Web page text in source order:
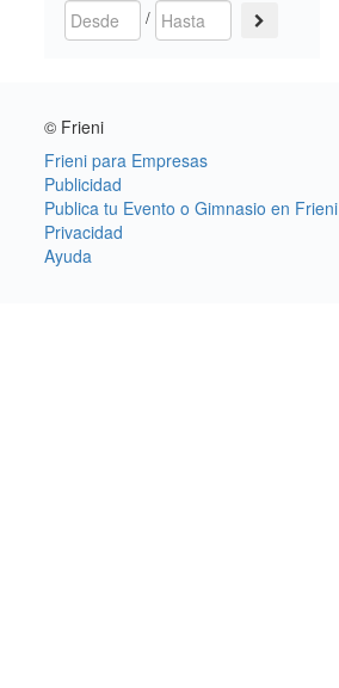
/
© Frieni
Frieni para Empresas
Publicidad
Publica tu Evento o Gimnasio en Frieni
Privacidad
Ayuda